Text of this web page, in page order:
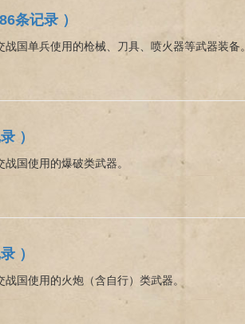
条记录 ）
国单兵使用的枪械、刀具、喷火器等武器装备。
）
国使用的爆破类武器。
）
国使用的火炮（含自行）类武器。